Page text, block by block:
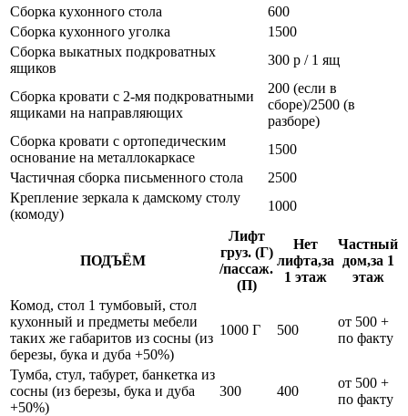
Сборка кухонного стола
600
Сборка кухонного уголка
1500
Сборка выкатных подкроватных
ящиков
300 р / 1 ящ
Сборка кровати с 2-мя подкроватными
ящиками на направляющих
200 (если в
сборе)/2500 (в
разборе)
Сборка кровати с ортопедическим
основание на металлокаркасе
1500
Частичная сборка письменного стола
2500
Крепление зеркала к дамскому столу
(комоду)
1000
ПОДЪЁМ
Лифт
груз. (Г)
/пассаж.
(П)
Нет
лифта,за
1 этаж
Частный
дом,за 1
этаж
Комод, стол 1 тумбовый, стол
кухонный и предметы мебели
таких же габаритов из сосны (из
березы, бука и дуба +50%)
1000 Г 500
от 500 +
по факту
Тумба, стул, табурет, банкетка из
сосны (из березы, бука и дуба
+50%)
300 400
от 500 +
по факту